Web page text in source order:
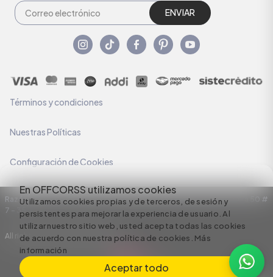
En OFFCORSS utilizamos cookies
Utilizamos cookies propias y de terceros, de sesión y
persistentes para mejorar la experiencia de usuario. Al
utilizar nuestro sitio web, usted acepta todas las cookies
de acuerdo con nuestra política de cookies. Más
información
Aceptar todo
ENVIAR
Términos y condiciones
Nuestras Políticas
Configuración de Cookies
Razón Social: C.I HERMECO S.A. NIT: 890924167-6 Dirección: Carrera 50 #
7 – 35
All rights reserved empowered by